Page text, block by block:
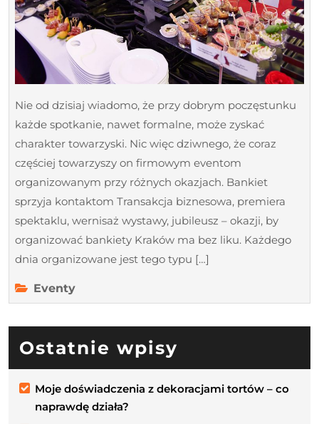
Nie od dzisiaj wiadomo, że przy dobrym poczęstunku
każde spotkanie, nawet formalne, może zyskać
charakter towarzyski. Nic więc dziwnego, że coraz
częściej towarzyszy on firmowym eventom
organizowanym przy różnych okazjach. Bankiet
sprzyja kontaktom Transakcja biznesowa, premiera
spektaklu, wernisaż wystawy, jubileusz – okazji, by
organizować bankiety Kraków ma bez liku. Każdego
dnia organizowane jest tego typu […]
Eventy
Ostatnie wpisy
Moje doświadczenia z dekoracjami tortów – co
naprawdę działa?